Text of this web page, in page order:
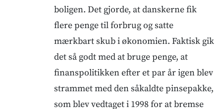
boligen. Det gjorde, at danskerne fik
flere penge til forbrug og satte
mærkbart skub i økonomien. Faktisk gik
det så godt med at bruge penge, at
finanspolitikken efter et par år igen blev
strammet med den såkaldte pinsepakke,
som blev vedtaget i 1998 for at bremse